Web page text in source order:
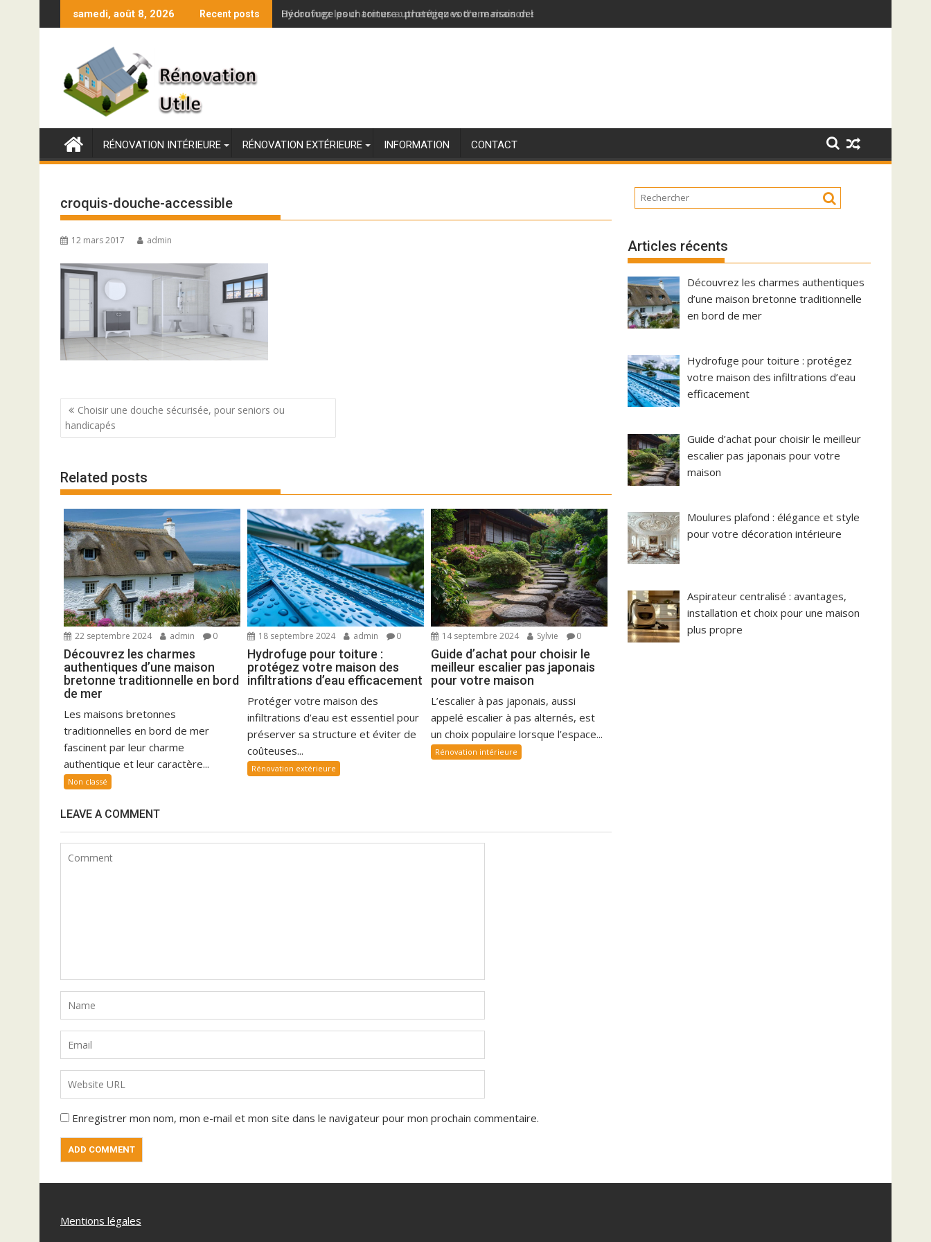
to
samedi, août 8, 2026 Recent posts Hydrofuge pour toiture : protégez votre maison des infiltrations d'eau efficacement
RÉNOVATION INTÉRIEURE RÉNOVATION EXTÉRIEURE INFORMATION CONTACT
croquis-douche-accessible
12 mars 2017 admin
Navigation
de
l’article
Choisir une douche sécurisée, pour seniors ou
handicapés
Related posts
22 septembre 2024 admin 0
Découvrez les charmes
authentiques d’une maison
bretonne traditionnelle en bord
de mer
Les maisons bretonnes
traditionnelles en bord de mer
fascinent par leur charme
authentique et leur caractère...
Non classé
18 septembre 2024 admin 0
Hydrofuge pour toiture :
protégez votre maison des
infiltrations d’eau efficacement
Protéger votre maison des
infiltrations d’eau est essentiel pour
préserver sa structure et éviter de
coûteuses...
Rénovation extérieure
14 septembre 2024 Sylvie 0
Guide d’achat pour choisir le
meilleur escalier pas japonais
pour votre maison
L’escalier à pas japonais, aussi
appelé escalier à pas alternés, est
un choix populaire lorsque l’espace...
Rénovation intérieure
LEAVE A COMMENT
Enregistrer mon nom, mon e-mail et mon site dans le navigateur pour mon prochain commentaire.
Articles récents
Découvrez les charmes authentiques
d’une maison bretonne traditionnelle
en bord de mer
Hydrofuge pour toiture : protégez
votre maison des infiltrations d’eau
efficacement
Guide d’achat pour choisir le meilleur
escalier pas japonais pour votre
maison
Moulures plafond : élégance et style
pour votre décoration intérieure
Aspirateur centralisé : avantages,
installation et choix pour une maison
plus propre
Mentions légales